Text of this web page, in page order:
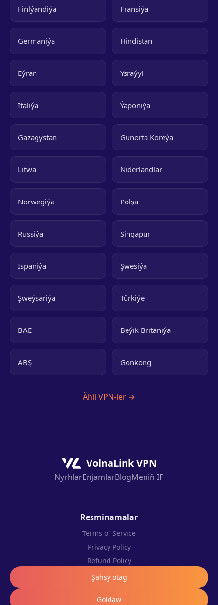
Finlýandiýa Fransiýa
Germaniýa Hindistan
Eýran Ysraýyl
Italiýa Ýaponiýa
Gazagystan Günorta Koreýa
Litwa Niderlandlar
Norwegiýa Polşa
Russiýa Singapur
Ispaniýa Şwesiýa
Şweýsariýa Türkiýe
BAE Beýik Britaniýa
ABŞ Gonkong
Ähli VPN-ler →
VolnaLink VPN
NyrhlarEnjamlarBlogMeniň IP
Resminamalar
Terms of Service
Privacy Policy
Refund Policy
Şahsy otag
Goldaw